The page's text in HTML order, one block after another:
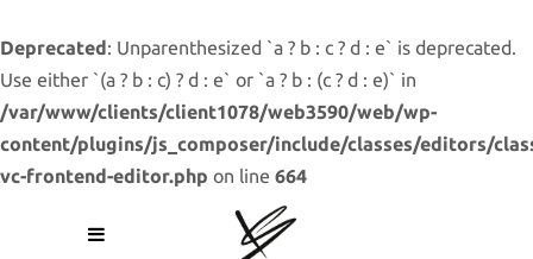
Deprecated: Unparenthesized `a ? b : c ? d : e` is deprecated.
Use either `(a ? b : c) ? d : e` or `a ? b : (c ? d : e)` in
/var/www/clients/client1078/web3590/web/wp-
content/plugins/js_composer/include/classes/editors/
vc-frontend-editor.php on line 664